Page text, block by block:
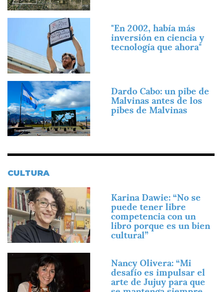
"En 2002, había más
inversión en ciencia y
tecnología que ahora"
Imagen
Dardo Cabo: un pibe de
Malvinas antes de los
pibes de Malvinas
CULTURA
Imagen
Karina Dawie: “No se
puede tener libre
competencia con un
libro porque es un bien
cultural”
Imagen
Nancy Olivera: “Mi
desafío es impulsar el
arte de Jujuy para que